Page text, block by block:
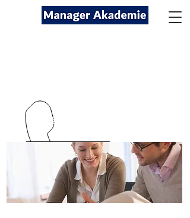
kontakt@managerakademie.com